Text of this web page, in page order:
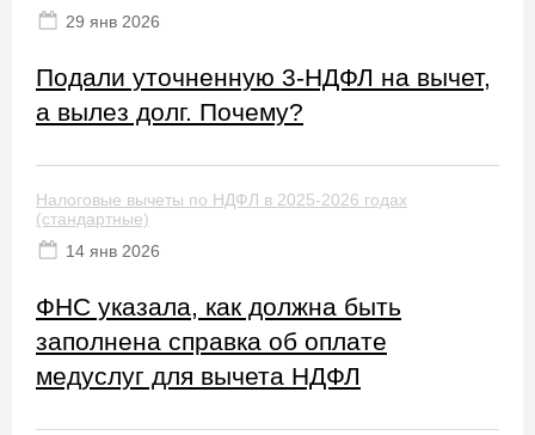
29 янв 2026
Подали уточненную 3-НДФЛ на вычет,
а вылез долг. Почему?
Налоговые вычеты по НДФЛ в 2025-2026 годах
(стандартные)
14 янв 2026
ФНС указала, как должна быть
заполнена справка об оплате
медуслуг для вычета НДФЛ